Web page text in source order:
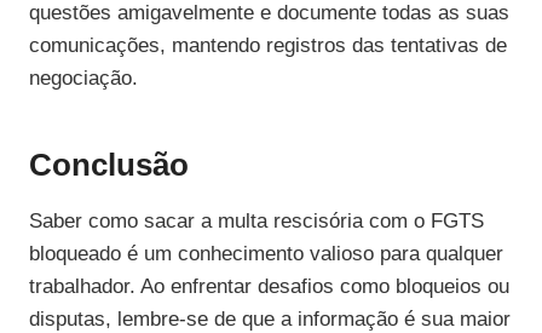
questões amigavelmente e documente todas as suas
comunicações, mantendo registros das tentativas de
negociação.
Conclusão
Saber como sacar a multa rescisória com o FGTS
bloqueado é um conhecimento valioso para qualquer
trabalhador. Ao enfrentar desafios como bloqueios ou
disputas, lembre-se de que a informação é sua maior